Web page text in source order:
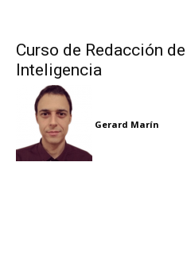
Curso de Redacción
Inteligencia
Gerard Marín